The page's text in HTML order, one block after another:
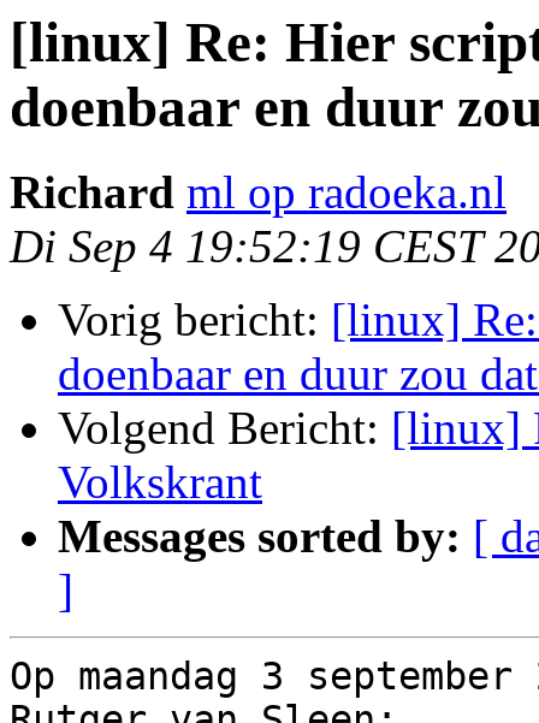
[linux] Re: Hier
doenbaar en duur
Richard ml op radoeka.nl
Di Sep 4 19:52:19 CEST
Vorig bericht: [linux]
doenbaar en duur zou
Volgend Bericht: [linux]
Volkskrant
Messages sorted by: [
]
Op maandag 3